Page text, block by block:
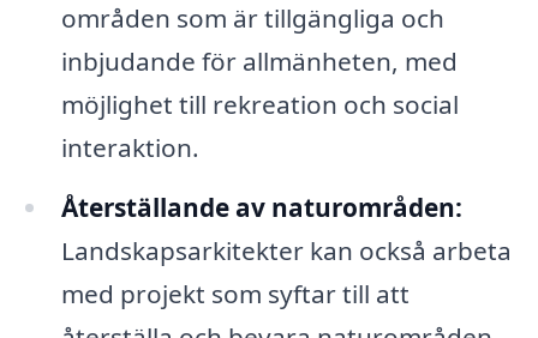
områden som är tillgängliga och
inbjudande för allmänheten, med
möjlighet till rekreation och social
interaktion.
Återställande av naturområden:
Landskapsarkitekter kan också arbeta
med projekt som syftar till att